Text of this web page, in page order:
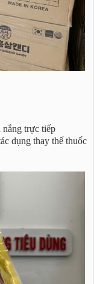
nắng trực tiếp
dụng thay thế thuốc